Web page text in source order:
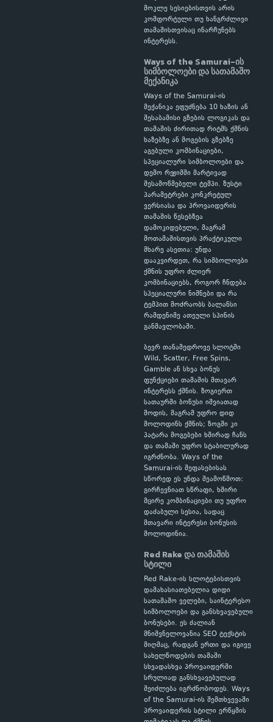
მოკლე სესიებისთვის არის
კომფორტული თუ ხანგრძლივი
თამაშისთვისაც ინარჩუნებს
ინტერესს.
Ways of the Samurai-ის
სიმბოლოები და სათამაშო
მექანიკა
Ways of the Samurai-ის
მექანიკა ეფუძნება 10 ხაზის ან
შესაბამისი გზების ლოგიკას და
თამაშის ძირითად რიტმს ქმნის
ხაზებზე ან მოგების გზებზე
აგებული კომბინაციები,
სპეციალური სიმბოლოები და
დემო რეჟიმში მარტივად
შესამოწმებელი ტემპი. ზუსტი
პარამეტრები კონკრეტულ
ვერსიასა და პროვაიდერის
თამაშის წესებზეა
დამოკიდებული, მაგრამ
მოთამაშისთვის პრაქტიკული
მხარე ასეთია: უნდა
დააკვირდეთ, რა სიმბოლოები
ქმნის უფრო ძლიერ
კომბინაციებს, როგორ ჩნდება
სპეციალური ნიშნები და რა
ტემპით მოძრაობს ბალანსი
რამდენიმე ათეული სპინის
განმავლობაში.
ბევრ თანამედროვე სლოტში
Wild, Scatter, Free Spins,
Gamble ან სხვა ბონუს
ფუნქციები თამაშის მთავარ
ინტერესს ქმნის. ზოგიერთ
სათაურში ბონუსი იშვიათად
მოდის, მაგრამ უფრო დიდ
მოლოდინს ქმნის; ზოგში კი
პატარა მოგებები ხშირად ჩანს
და თამაში უფრო სტაბილურად
იგრძნობა. Ways of the
Samurai-ის შეფასებისას
სწორედ ეს უნდა შეამოწმოთ:
გირჩევნიათ სწრაფი, ხშირი
მცირე კომბინაციები თუ უფრო
დაძაბული სესია, სადაც
მთავარი ინტერესი ბონუსის
მოლოდინია.
Red Rake და თამაშის
სტილი
Red Rake-ის სლოტებისთვის
დამახასიათებელია დიდი
სათამაშო ველები, საინტერესო
სიმბოლოები და განსხვავებული
ბონუსები. ეს ძალიან
მნიშვნელოვანია SEO ტექსტის
მიღმაც, რადგან ერთი და იგივე
სახელწოდების თამაში
სხვადასხვა პროვაიდერში
სრულიად განსხვავებულად
შეიძლება იგრძნობოდეს. Ways
of the Samurai-ის შემთხვევაში
პროვაიდერის სტილი ერწყმის